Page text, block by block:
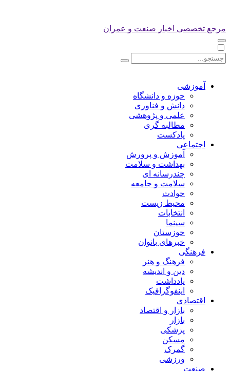
مرجع تخصصی اخبار صنعت و عمران
آموزشی
حوزه و دانشگاه
دانش و فناوری
علمی و پژوهشی
مطالبه گری
پادکست
اجتماعی
آموزش و پرورش
بهداشت و سلامت
چندرسانه ای
سلامت و جامعه
حوادث
محیط زیست
انتخابات
سینما
خوزستان
خبرهای بانوان
فرهنگی
فرهنگ و هنر
دین و اندیشه
یادداشت
اینفوگرافیک
اقتصادی
بازار و اقتصاد
بازار
پزشکی
مسکن
گمرک
ورزشی
صنعت